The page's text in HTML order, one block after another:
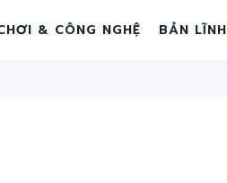
& CÔNG NGHỆ BẢN LĨNH